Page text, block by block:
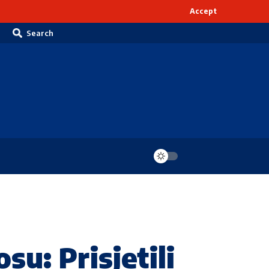
Accept
Search
Prisjetili